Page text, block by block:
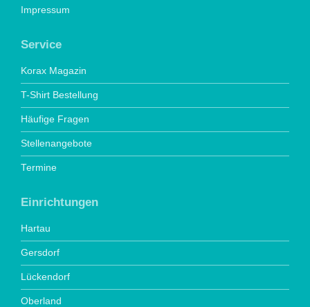
Impressum
Service
Korax Magazin
T-Shirt Bestellung
Häufige Fragen
Stellenangebote
Termine
Einrichtungen
Hartau
Gersdorf
Lückendorf
Oberland